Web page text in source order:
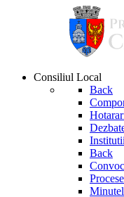
Consiliul Local
Back
Back